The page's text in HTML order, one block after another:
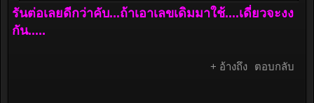
รันต่อเลยดีกว่าคับ...ถ้าเอาเลขเดิมมาใช้....เดี่ยวจะงง
กัน.....
+ อ้างถึง ตอบกลับ